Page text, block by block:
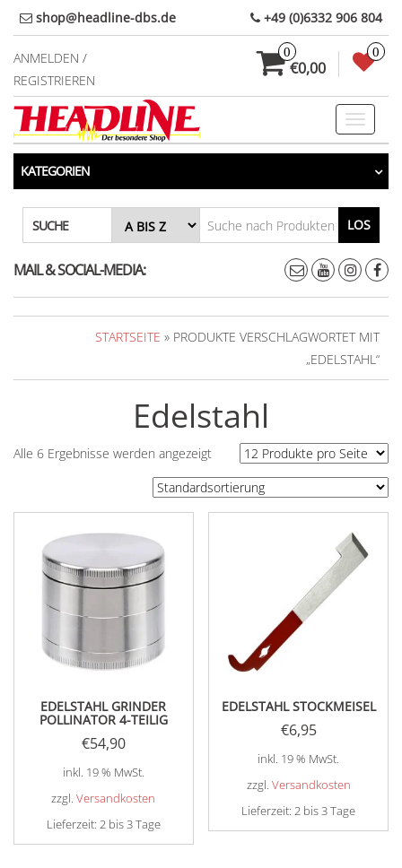
Direkt
zum
Inhalt
shop@headline-dbs.de +49 (0)6332 906 804
ANMELDEN /
REGISTRIEREN
0
€0,00
0
Toggle
KATEGORIEN
SUCHE LOS
MAIL & SOCIAL-MEDIA:
STARTSEITE » PRODUKTE VERSCHLAGWORTET MIT
„EDELSTAHL“
Edelstahl
Alle 6 Ergebnisse werden angezeigt
EDELSTAHL GRINDER
POLLINATOR 4-TEILIG
€54,90
inkl. 19 % MwSt.
zzgl.Versandkosten
Lieferzeit: 2 bis 3 Tage
EDELSTAHL STOCKMEISEL
€6,95
inkl. 19 % MwSt.
zzgl. Versandkosten
Lieferzeit:2 bis 3 Tage